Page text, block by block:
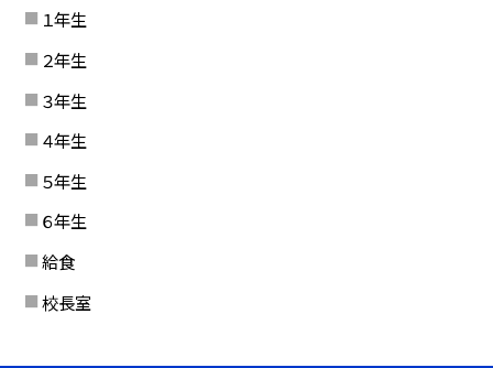
１年生
２年生
３年生
４年生
５年生
６年生
給食
校長室